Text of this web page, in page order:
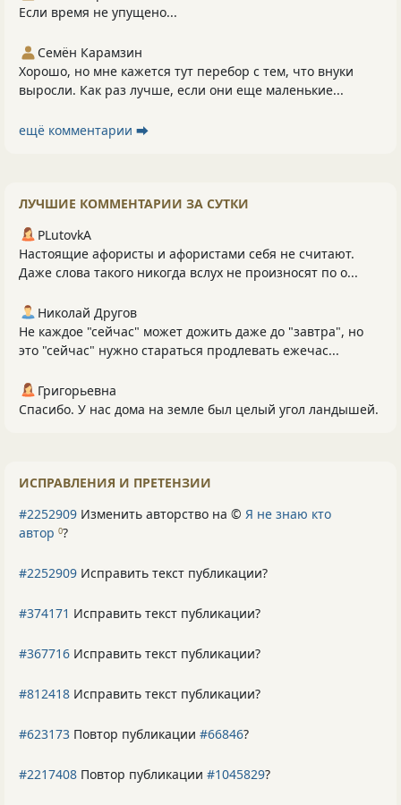
Если время не упущено...
Семён Карамзин
Хорошо, но мне кажется тут перебор с тем, что внуки
выросли. Как раз лучше, если они еще маленькие...
ещё комментарии ⮕
ЛУЧШИЕ КОММЕНТАРИИ ЗА СУТКИ
PLutоvkА
Настоящие афористы и афористами себя не считают.
Даже слова такого никогда вслух не произносят по о...
Николай Другов
Не каждое "сейчас" может дожить даже до "завтра", но
это "сейчас" нужно стараться продлевать ежечас...
Григорьевна
Спасибо. У нас дома на земле был целый угол ландышей.
ИСПРАВЛЕНИЯ И ПРЕТЕНЗИИ
#2252909 Изменить авторство на © Я не знаю кто
автор 0?
#2252909 Исправить текст публикации?
#374171 Исправить текст публикации?
#367716 Исправить текст публикации?
#812418 Исправить текст публикации?
#623173 Повтор публикации #66846?
#2217408 Повтор публикации #1045829?